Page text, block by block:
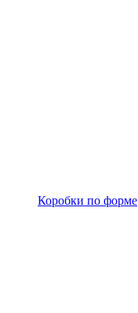
Коробки по форме